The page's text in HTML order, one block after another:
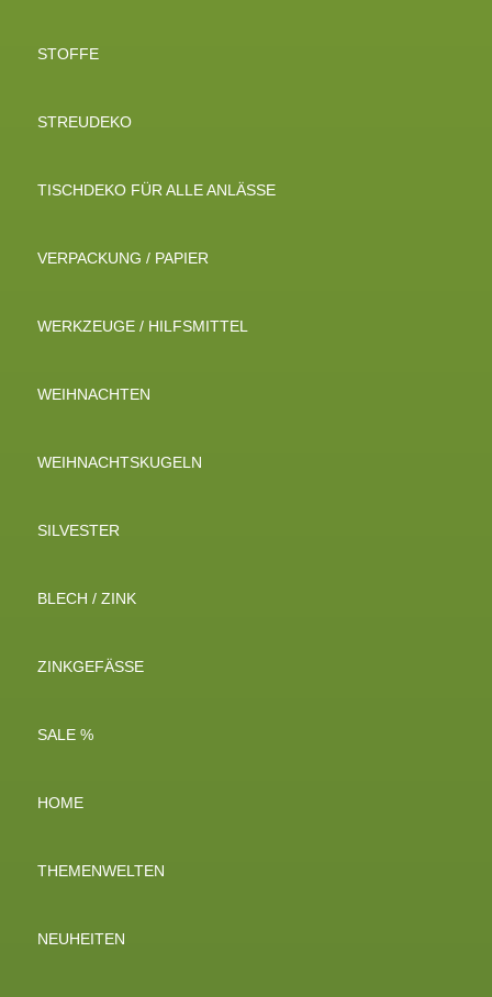
STOFFE
STREUDEKO
TISCHDEKO FÜR ALLE ANLÄSSE
VERPACKUNG / PAPIER
WERKZEUGE / HILFSMITTEL
WEIHNACHTEN
WEIHNACHTSKUGELN
SILVESTER
BLECH / ZINK
ZINKGEFÄSSE
SALE %
HOME
THEMENWELTEN
NEUHEITEN